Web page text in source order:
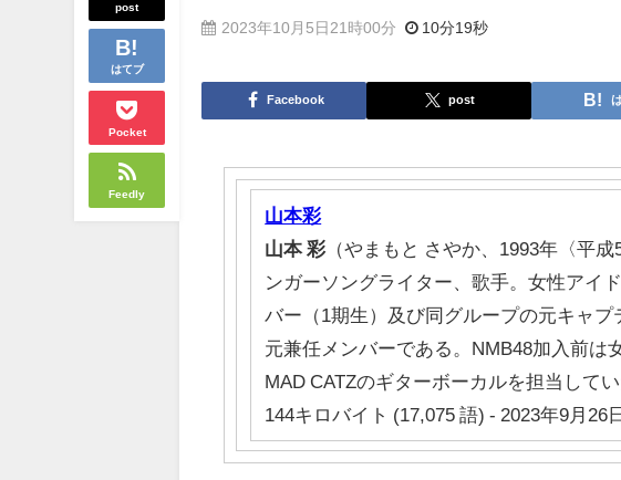
post
はてブ
Pocket
Feedly
2023年10月5日21時00分 10分19秒
Facebook post
山本彩
山本 彩（やまもと さやか、1993年〈平
ンガーソングライター、歌手。女性アイ
バー（1期生）及び同グループの元キャ
元兼任メンバーである。NMB48加入前は
MAD CATZのギターボーカルを担当して
144キロバイト (17,075 語) - 2023年9月26